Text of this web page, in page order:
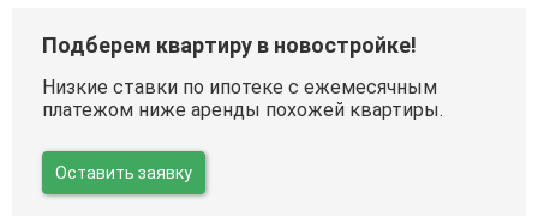
Подберем квартиру в новостройке!
Низкие ставки по ипотеке с ежемесячным
платежом ниже аренды похожей квартиры.
Оставить заявку